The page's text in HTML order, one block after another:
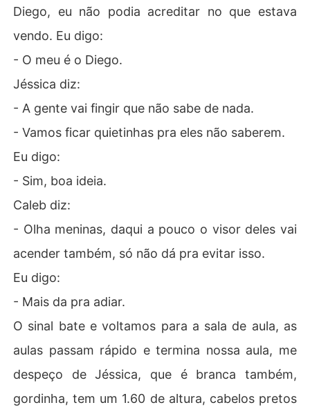
Diego, eu não podia acreditar no que estava
vendo. Eu digo:
- O meu é o Diego.
Jéssica diz:
- A gente vai fingir que não sabe de nada.
- Vamos ficar quietinhas pra eles não saberem.
Eu digo:
- Sim, boa ideia.
Caleb diz:
- Olha meninas, daqui a pouco o visor deles vai
acender também, só não dá pra evitar isso.
Eu digo:
- Mais da pra adiar.
O sinal bate e voltamos para a sala de aula, as
aulas passam rápido e termina nossa aula, me
despeço de Jéssica, que é branca também,
gordinha, tem um 1.60 de altura, cabelos pretos